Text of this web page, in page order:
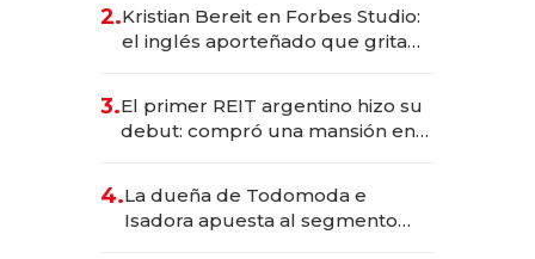
Europa
2.Kristian Bereit en Forbes Studio:
el inglés aporteñado que grita
globales por USD 200M.
3.El primer REIT argentino hizo su
debut: compró una mansión en
4.La dueña de Todomoda e
Isadora apuesta al segmento